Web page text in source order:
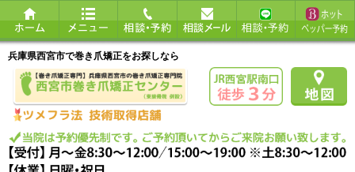
兵庫県西宮市で巻き爪矯正をお探しなら